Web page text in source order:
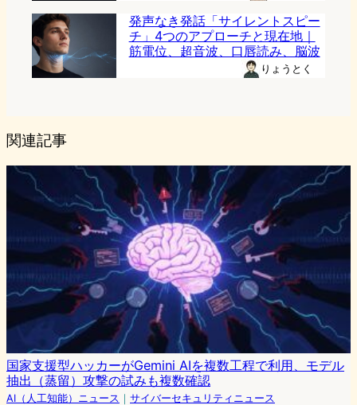
発声なき発話「サイレントスピー
チ」4つのアプローチと現在地｜
筋電位、超音波、口唇読み、脳波
りょうとく
関連記事
国家支援型ハッカーがGemini AIを複数工程で利用、モデル
抽出（蒸留）攻撃の試みも複数確認
AI（人工知能）ニュース ｜ サイバーセキュリティニュース